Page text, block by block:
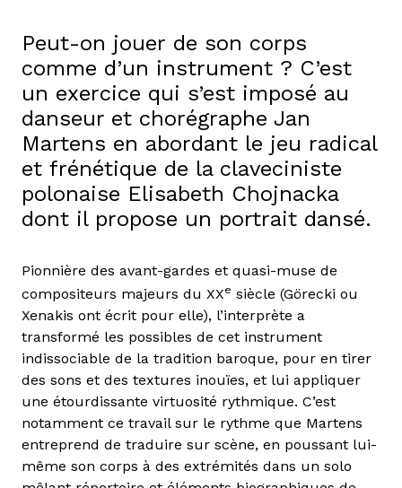
Peut-on jouer de son corps
comme d’un instrument ? C’est
un exercice qui s’est imposé au
danseur et chorégraphe Jan
Martens en abordant le jeu radical
et frénétique de la claveciniste
polonaise Elisabeth Chojnacka
dont il propose un portrait dansé.
Pionnière des avant-gardes et quasi-muse de
compositeurs majeurs du XXe siècle (Görecki ou
Xenakis ont écrit pour elle), l’interprète a
transformé les possibles de cet instrument
indissociable de la tradition baroque, pour en tirer
des sons et des textures inouïes, et lui appliquer
une étourdissante virtuosité rythmique. C’est
notamment ce travail sur le rythme que Martens
entreprend de traduire sur scène, en poussant lui-
même son corps à des extrémités dans un solo